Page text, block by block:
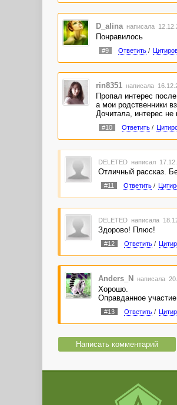
D_alina написала
Понравилось
#9 Ответить/
rin8351 написала
Пропал интерес
а мои родственники
Дочитала, интерес не
#10 Ответить/
DELETED написал
Отличный рассказ.
#11 Ответить/
DELETED написала
Здорово! Плюс!
#12 Ответить/
Anders_N написала
Хорошо.
Оправданное
#13 Ответить/
Написать комментарий